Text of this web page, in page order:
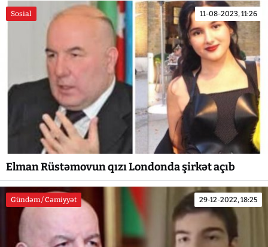
Sosial 11-08-2023, 11:26
Elman Rüstəmovun qızı Londonda şirkət açıb
Gündəm / Cəmiyyət 29-12-2022, 18:25